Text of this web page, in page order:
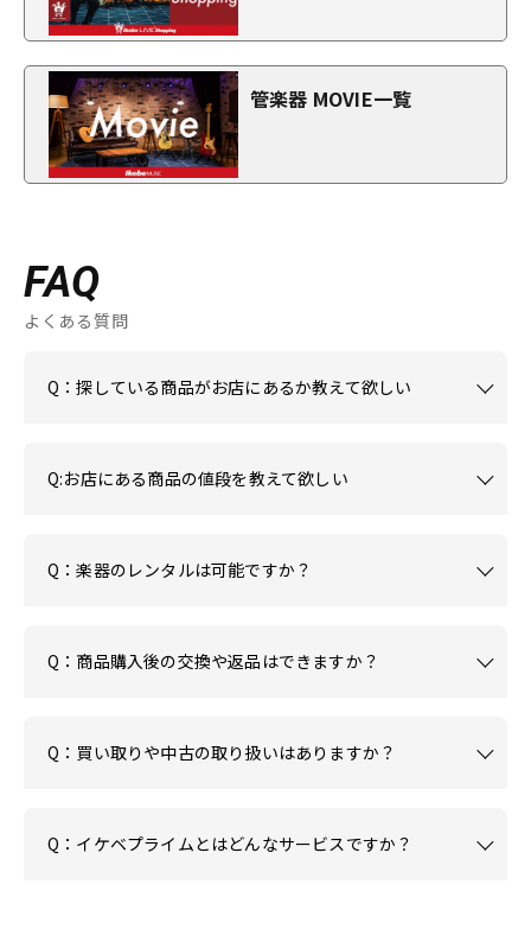
管楽器 MOVIE一覧
FAQ
よくある質問
Q：探している商品がお店にあるか教えて欲しい
Q:お店にある商品の値段を教えて欲しい
Q：楽器のレンタルは可能ですか？
Q：商品購入後の交換や返品はできますか？
Q：買い取りや中古の取り扱いはありますか？
Q：イケベプライムとはどんなサービスですか？